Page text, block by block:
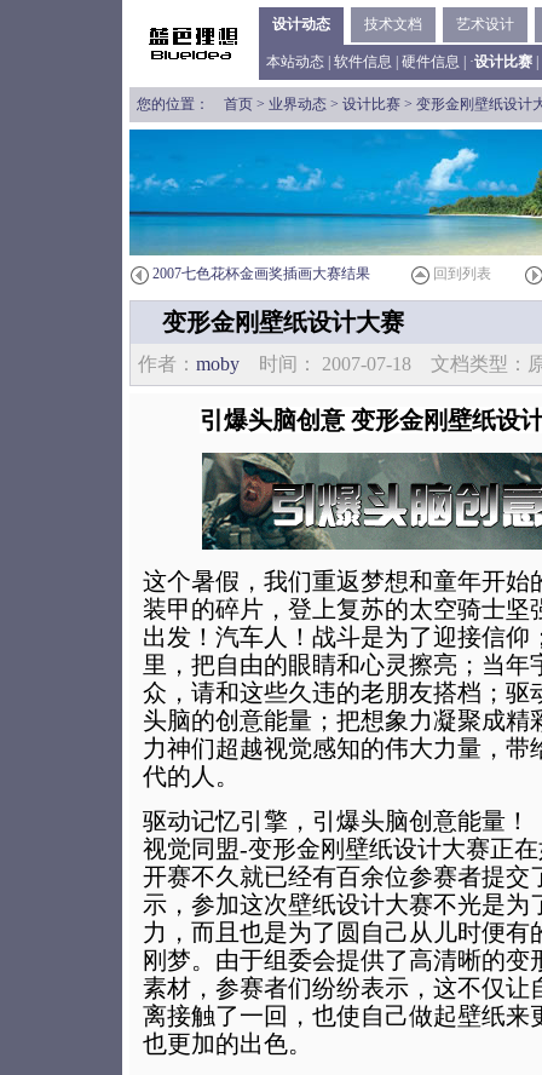
设计动态 技术文档 艺术设计
本站动态 软件信息 硬件信息 | ·设计比赛
您的位置： 首页 > 业界动态 > 设计比赛 > 变形金刚壁纸设计
2007七色花杯金画奖插画大赛结果 回到列表
变形金刚壁纸设计大赛
作者： moby 时间： 2007-07-18 文档类型：
引爆头脑创意 变形金刚壁纸设
这个暑假，我们重返梦想和童年开始
装甲的碎片，登上复苏的太空骑士坚
出发！汽车人！战斗是为了迎接信仰
里，把自由的眼睛和心灵擦亮；当年
众，请和这些久违的老朋友搭档；驱
头脑的创意能量；把想象力凝聚成精
力神们超越视觉感知的伟大力量，带
代的人。
驱动记忆引擎，引爆头脑创意能量！
视觉同盟-变形金刚壁纸设计大赛正
开赛不久就已经有百余位参赛者提交
示，参加这次壁纸设计大赛不光是为
力，而且也是为了圆自己从儿时便有
刚梦。由于组委会提供了高清晰的变
素材，参赛者们纷纷表示，这不仅让
离接触了一回，也使自己做起壁纸来
也更加的出色。